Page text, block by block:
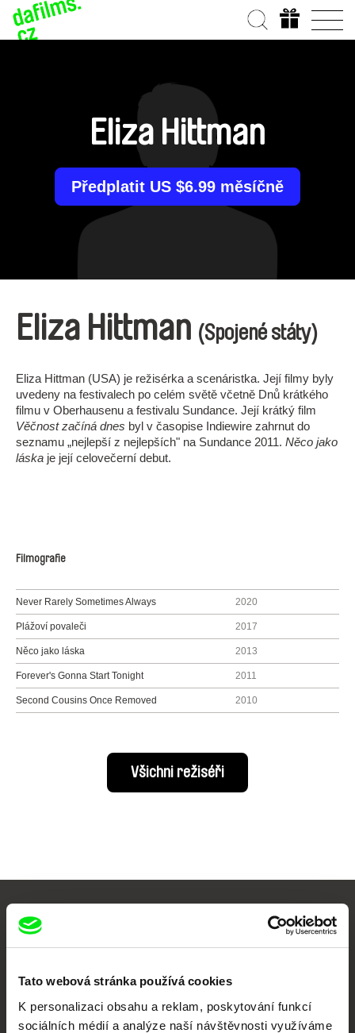
Tato webová stránka používá cookies
K personalizaci obsahu a reklam, poskytování funkcí
sociálních médií a analýze naší návštěvnosti využíváme
Eliza Hittman
Předplatit US $6.99 měsíčně
Eliza Hittman (Spojené státy)
Eliza Hittman (USA) je režisérka a scenáristka. Její filmy byly
uvedeny na festivalech po celém světě včetně Dnů krátkého
filmu v Oberhausenu a festivalu Sundance. Její krátký film
Věčnost začíná dnes byl v časopise Indiewire zahrnut do
seznamu „nejlepší z nejlepších" na Sundance 2011. Něco jako
láska je její celovečerní debut.
Filmografie
Never Rarely Sometimes Always 2020
Plážoví povaleči 2017
Něco jako láska 2013
Forever's Gonna Start Tonight 2011
Second Cousins Once Removed 2010
Všichni režiséři
dokumentární kino
Nové festivalové filmy
každý týden